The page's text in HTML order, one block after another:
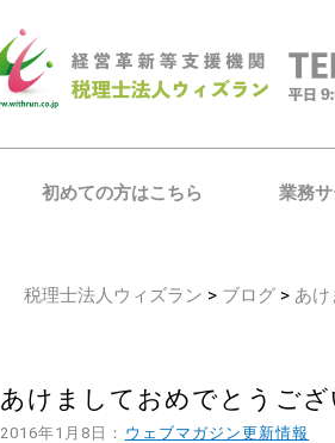
初めての方はこちら 業務
税理士法人ウィズラン > ブログ > あ
あけましておめでとうござ
2016年1月8日： ウェブマガジン更新情報